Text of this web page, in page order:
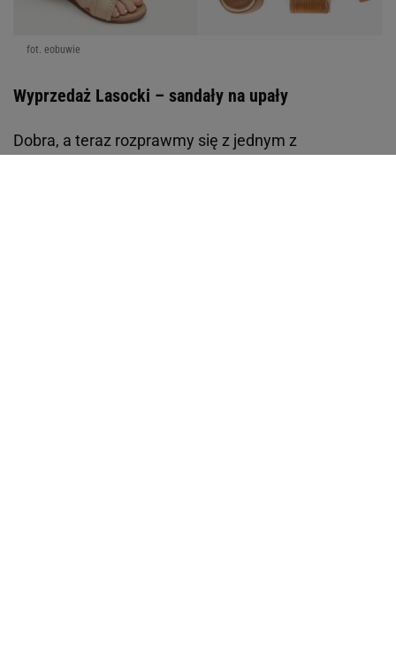
fot. eobuwie
Wyprzedaż Lasocki – sandały na upały
Dobra, a teraz rozprawmy się z jednym z